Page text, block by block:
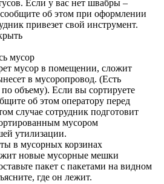
Если у вас нет швабры –
об этом при оформлении
привезет свой инструмент.
мусор
мусор в помещении, сложит
в мусоропровод. (Есть
объему). Если вы сортируете
об этом оператору перед
случае сотрудник подготовит
мусором
утилизации.
в мусорных корзинах
новые мусорные мешки
пакет с пакетами на видном
где он лежит.